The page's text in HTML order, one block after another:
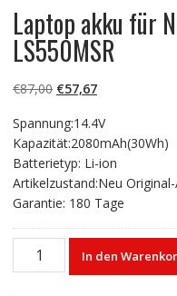
Laptop akku für
LS550MSR
€87,00 Ursprünglicher
war:
€87,00
€57,67Aktueller
ist:
€57,67.
Spannung:14.4V
Kapazität:2080mAh(30Wh)
Batterietyp: Li-ion
Artikelzustand:Neu Original-
Garantie: 180 Tage
Laptop
In den